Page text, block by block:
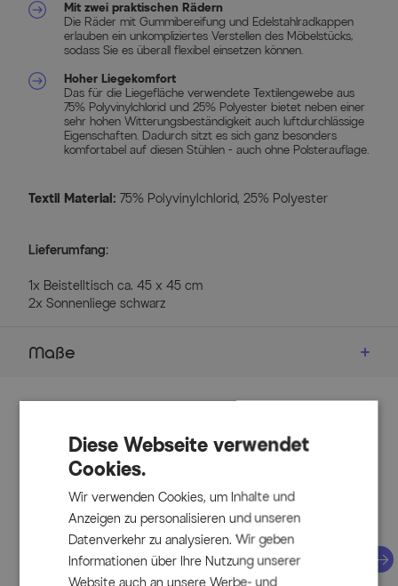
Mit zwei praktischen Rädern
Die Räder mit Gummibereifung und Edelstahlradkappen
erlauben ein unkompliziertes Verstellen des Möbelstücks,
sodass Sie es überall flexibel einsetzen können.
Hoher Liegekomfort
Das für die Liegefläche verwendete Textilengewebe aus
75% Polyvinylchlorid und 25% Polyester bietet neben einer
sehr hohen Witterungsbeständigkeit auch luftdurchlässige
Eigenschaften. Dadurch sitzt es sich ganz besonders
komfortabel auf diesen Stühlen - auch ohne Polsterauflage.
Textil Material: 75% Polyvinylchlorid, 25% Polyester
Lieferumfang:
1x Beistelltisch ca. 45 x 45 cm
2x Sonnenliege schwarz
Maße
ca. 195,5 x 74 x 53 cm
Sitzhöhe: ca. 35 cm
Höhe Rückenlehne: ca. 74 cm
Höhe Armlehnen: ca. 53 cm
Diese Webseite verwendet
Cookies.
Wir verwenden Cookies, um Inhalte und
Anzeigen zu personalisieren und unseren
Datenverkehr zu analysieren. Wir geben
Informationen über Ihre Nutzung unserer
Website auch an unsere Werbe- und